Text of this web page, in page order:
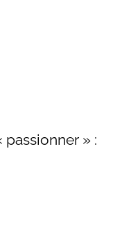
passionner » :